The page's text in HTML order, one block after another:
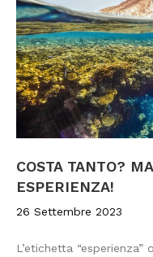
COSTA TANTO?
ESPERIENZA!
26 Settembre 2023
L’etichetta